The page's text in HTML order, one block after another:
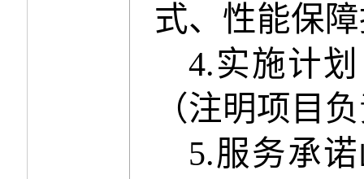
式、性能保
4.实施计
（注明项目
5.服务承